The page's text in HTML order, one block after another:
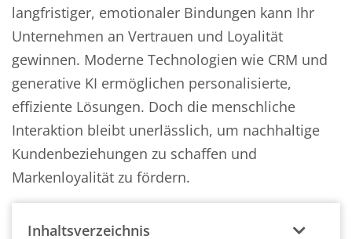
langfristiger, emotionaler Bindungen kann Ihr
Unternehmen an Vertrauen und Loyalität
gewinnen. Moderne Technologien wie CRM und
generative KI ermöglichen personalisierte,
effiziente Lösungen. Doch die menschliche
Interaktion bleibt unerlässlich, um nachhaltige
Kundenbeziehungen zu schaffen und
Markenloyalität zu fördern.
Inhaltsverzeichnis